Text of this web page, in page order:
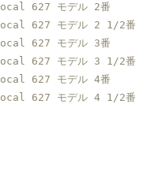
627 モデル 2番
627 モデル 2 1/2番
627 モデル 3番
627 モデル 3 1/2番
627 モデル 4番
627 モデル 4 1/2番